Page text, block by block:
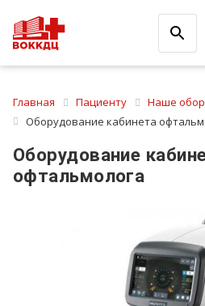
Главная Пациенту
Наше
Оборудование кабинета
Оборудование
офтальмолога